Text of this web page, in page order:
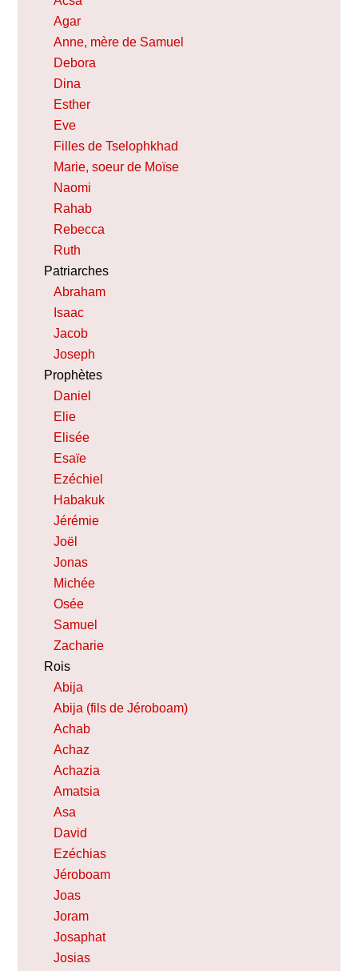
Agar
Anne, mère de Samuel
Debora
Dina
Esther
Eve
Filles de Tselophkhad
Marie, soeur de Moïse
Naomi
Rahab
Rebecca
Ruth
Patriarches
Abraham
Isaac
Jacob
Joseph
Prophètes
Daniel
Elie
Elisée
Esaïe
Ezéchiel
Habakuk
Jérémie
Joël
Jonas
Michée
Osée
Samuel
Zacharie
Rois
Abija
Abija (fils de Jéroboam)
Achab
Achaz
Achazia
Amatsia
Asa
David
Ezéchias
Jéroboam
Joas
Joram
Josaphat
Josias